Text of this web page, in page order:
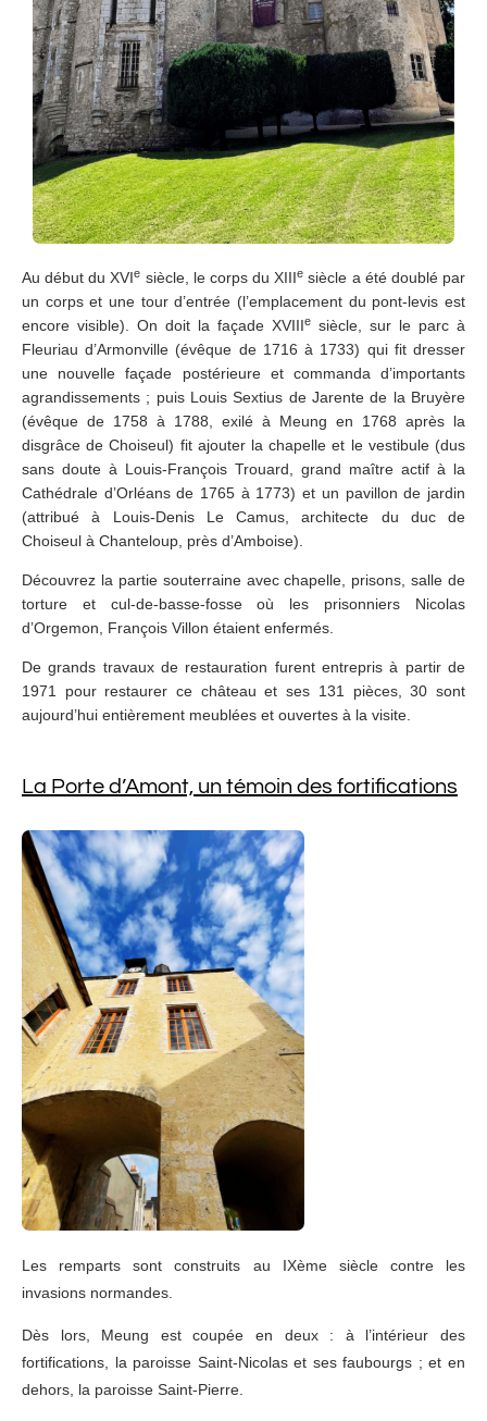
Au début du XVIe siècle, le corps du XIIIe siècle a été doublé par
un corps et une tour d’entrée (l’emplacement du pont-levis est
encore visible). On doit la façade XVIIIe siècle, sur le parc à
Fleuriau d’Armonville (évêque de 1716 à 1733) qui fit dresser
une nouvelle façade postérieure et commanda d’importants
agrandissements ; puis Louis Sextius de Jarente de la Bruyère
(évêque de 1758 à 1788, exilé à Meung en 1768 après la
disgrâce de Choiseul) fit ajouter la chapelle et le vestibule (dus
sans doute à Louis-François Trouard, grand maître actif à la
Cathédrale d’Orléans de 1765 à 1773) et un pavillon de jardin
(attribué à Louis-Denis Le Camus, architecte du duc de
Choiseul à Chanteloup, près d’Amboise).
Découvrez la partie souterraine avec chapelle, prisons, salle de
torture et cul-de-basse-fosse où les prisonniers Nicolas
d’Orgemon, François Villon étaient enfermés.
De grands travaux de restauration furent entrepris à partir de
1971 pour restaurer ce château et ses 131 pièces, 30 sont
aujourd’hui entièrement meublées et ouvertes à la visite.
La Porte d’Amont, un témoin des fortifications
Les remparts sont construits au IXème siècle contre les
invasions normandes.
Dès lors, Meung est coupée en deux : à l’intérieur des
fortifications, la paroisse Saint-Nicolas et ses faubourgs ; et en
dehors, la paroisse Saint-Pierre.